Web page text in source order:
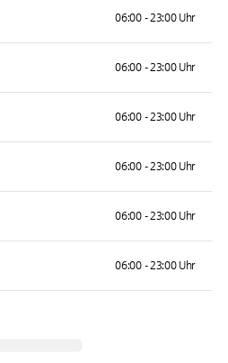
06:00 - 23:00 Uhr
06:00 - 23:00 Uhr
06:00 - 23:00 Uhr
06:00 - 23:00 Uhr
06:00 - 23:00 Uhr
06:00 - 23:00 Uhr